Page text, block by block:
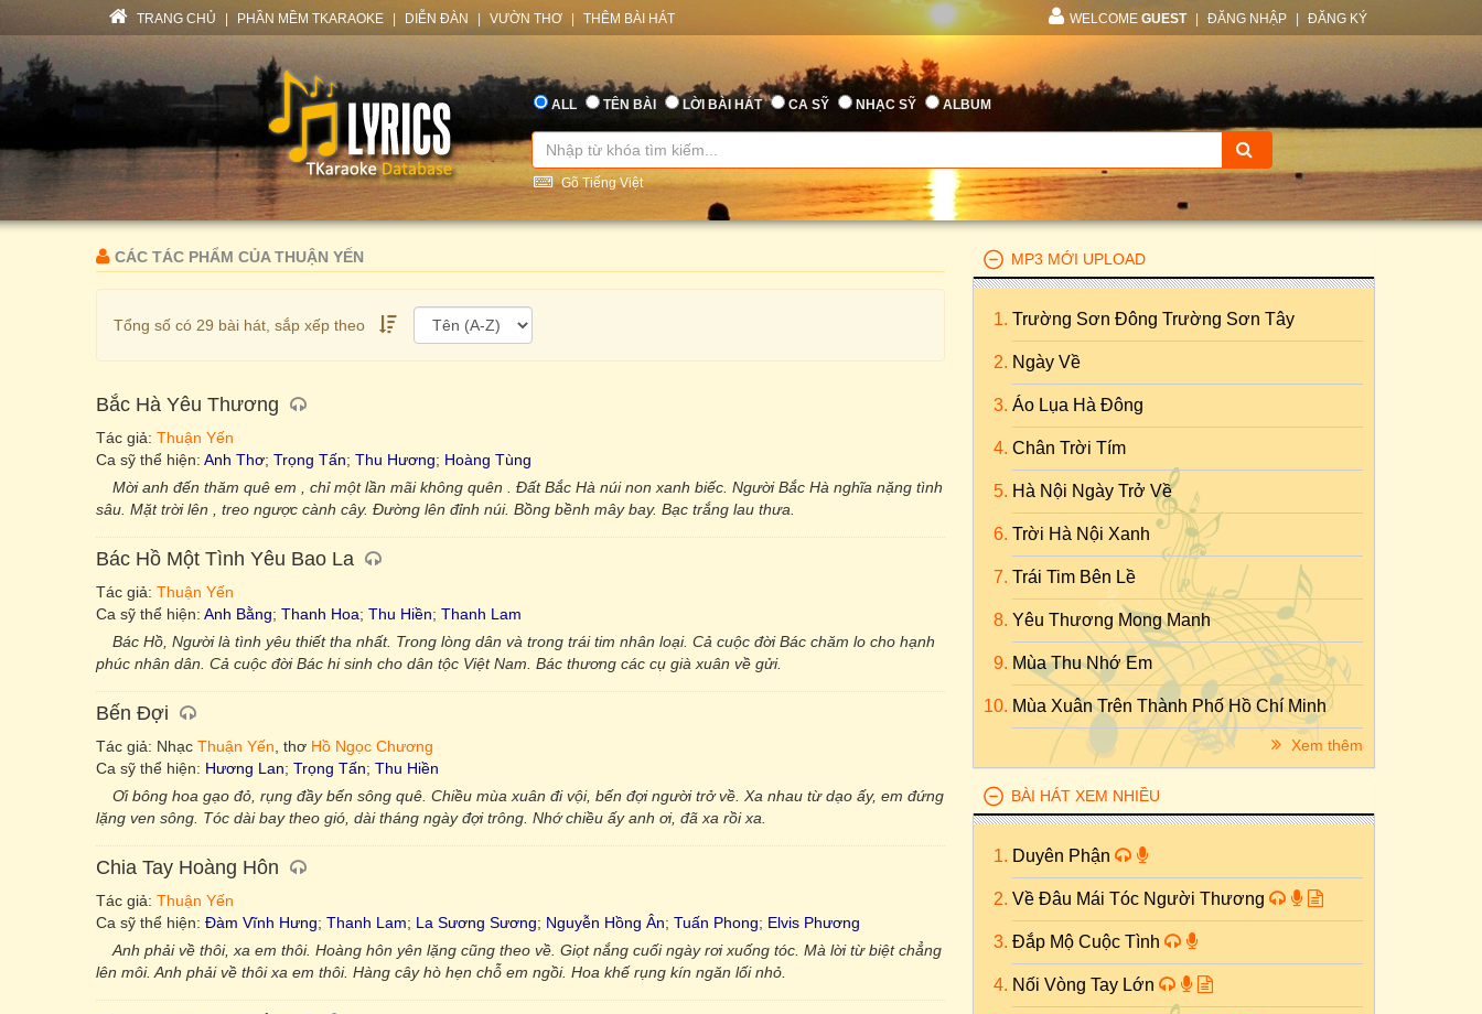
TRANG CHỦ PHẦN MỀM TKARAOKE DIỄN ĐÀN VƯỜN THƠ THÊM BÀI HÁT WELCOME GUEST ĐĂNG NHẬP ĐĂNG KÝ
ALL TÊN BÀI LỜI BÀI HÁT CA SỸ NHẠC SỸ ALBUM
Gõ Tiếng Việt
CÁC TÁC PHẨM CỦA THUẬN YẾN
Tổng số có 29 bài hát, sắp xếp theo
Bắc Hà Yêu Thương
Tác giả: Thuận Yến
Ca sỹ thể hiện: Anh Thơ; Trọng Tấn; Thu Hương; Hoàng Tùng
Mời anh đến thăm quê em , chỉ một lần mãi không quên . Đất Bắc Hà núi non xanh biếc. Người Bắc Hà nghĩa nặng tình
sâu. Mặt trời lên , treo ngược cành cây. Đường lên đỉnh núi. Bồng bềnh mây bay. Bạc trắng lau thưa.
Bác Hồ Một Tình Yêu Bao La
Tác giả: Thuận Yến
Ca sỹ thể hiện: Anh Bằng; Thanh Hoa; Thu Hiền; Thanh Lam
Bác Hồ, Người là tình yêu thiết tha nhất. Trong lòng dân và trong trái tim nhân loại. Cả cuộc đời Bác chăm lo cho hạnh
phúc nhân dân. Cả cuộc đời Bác hi sinh cho dân tộc Việt Nam. Bác thương các cụ già xuân về gửi.
Bến Đợi
Tác giả: Nhạc Thuận Yến , thơ Hồ Ngọc Chương
Ca sỹ thể hiện: Hương Lan; Trọng Tấn; Thu Hiền
Ơi bông hoa gạo đỏ, rụng đầy bến sông quê. Chiều mùa xuân đi vội, bến đợi người trở về. Xa nhau từ dạo ấy, em đứng
lặng ven sông. Tóc dài bay theo gió, dài tháng ngày đợi trông. Nhớ chiều ấy anh ơi, đã xa rồi xa.
Chia Tay Hoàng Hôn
Tác giả: Thuận Yến
Ca sỹ thể hiện: Đàm Vĩnh Hưng; Thanh Lam; La Sương Sương; Nguyễn Hồng Ân; Tuấn Phong; Elvis Phương
Anh phải về thôi, xa em thôi. Hoàng hôn yên lặng cũng theo về. Giọt nắng cuối ngày rơi xuống tóc. Mà lời từ biệt chẳng
lên môi. Anh phải về thôi xa em thôi. Hàng cây hò hẹn chỗ em ngồi. Hoa khế rụng kín ngăn lối nhỏ.
MP3 MỚI UPLOAD
Trường Sơn Đông Trường Sơn Tây
Ngày Về
Áo Lụa Hà Đông
Chân Trời Tím
Hà Nội Ngày Trở Về
Trời Hà Nội Xanh
Trái Tim Bên Lề
Yêu Thương Mong Manh
Mùa Thu Nhớ Em
Mùa Xuân Trên Thành Phố Hồ Chí Minh
Xem thêm
BÀI HÁT XEM NHIỀU
Duyên Phận
Về Đâu Mái Tóc Người Thương
Đắp Mộ Cuộc Tình
Nối Vòng Tay Lớn